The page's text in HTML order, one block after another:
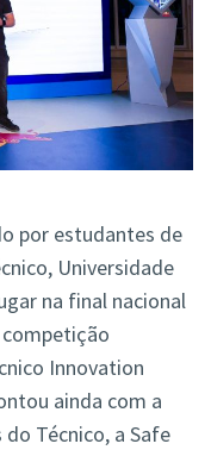
por estudantes de
Universidade
na final nacional
Innovation
ainda com a
Técnico, a Safe